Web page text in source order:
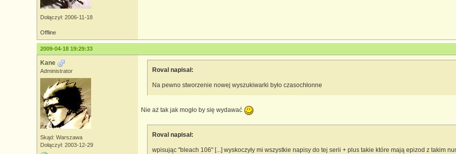
Dołączył: 2006-11-18
Offline
2009-04-18 19:29:33
Kane
Administrator
Skąd: Warszawa
Dołączył: 2003-12-29
Roval napisał:
Na pewno stworzenie nowej wyszukiwarki było czasochłonne
Nie aż tak jak mogło by się wydawać
Roval napisał:
wpisując "bleach 106" [...] wyskoczyły mi wszystkie napisy do tej serii + plus takie które mają epizod z takim